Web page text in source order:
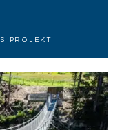
PROJEKT